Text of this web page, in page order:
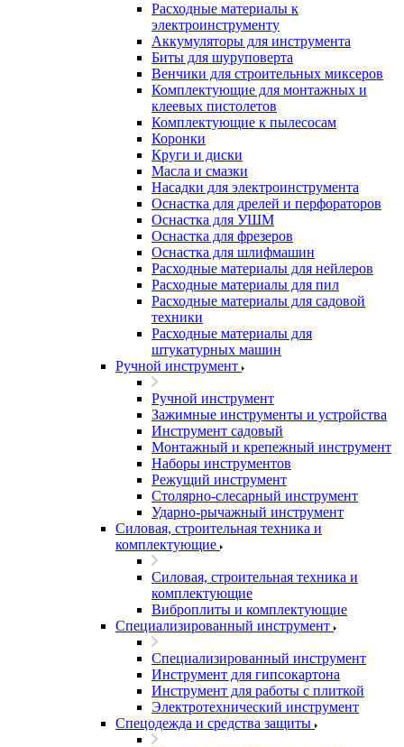
Расходные материалы к
электроинструменту
Аккумуляторы для инструмента
Биты для шуруповерта
Венчики для строительных миксеров
Комплектующие для монтажных и
клеевых пистолетов
Комплектующие к пылесосам
Коронки
Круги и диски
Масла и смазки
Насадки для электроинструмента
Оснастка для дрелей и перфораторов
Оснастка для УШМ
Оснастка для фрезеров
Оснастка для шлифмашин
Расходные материалы для нейлеров
Расходные материалы для пил
Расходные материалы для садовой
техники
Расходные материалы для
штукатурных машин
Ручной инструмент
Ручной инструмент
Зажимные инструменты и устройства
Инструмент садовый
Монтажный и крепежный инструмент
Наборы инструментов
Режущий инструмент
Столярно-слесарный инструмент
Ударно-рычажный инструмент
Силовая, строительная техника и
комплектующие
Силовая, строительная техника и
комплектующие
Виброплиты и комплектующие
Специализированный инструмент
Специализированный инструмент
Инструмент для гипсокартона
Инструмент для работы с плиткой
Электротехнический инструмент
Спецодежда и средства защиты